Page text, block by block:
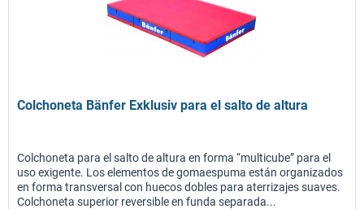
Colchoneta Bänfer Exklusiv para el salto de altura
Colchoneta para el salto de altura en forma “multicube” para el
uso exigente. Los elementos de gomaespuma están organizados
en forma transversal con huecos dobles para aterrizajes suaves.
Colchoneta superior reversible en funda separada...